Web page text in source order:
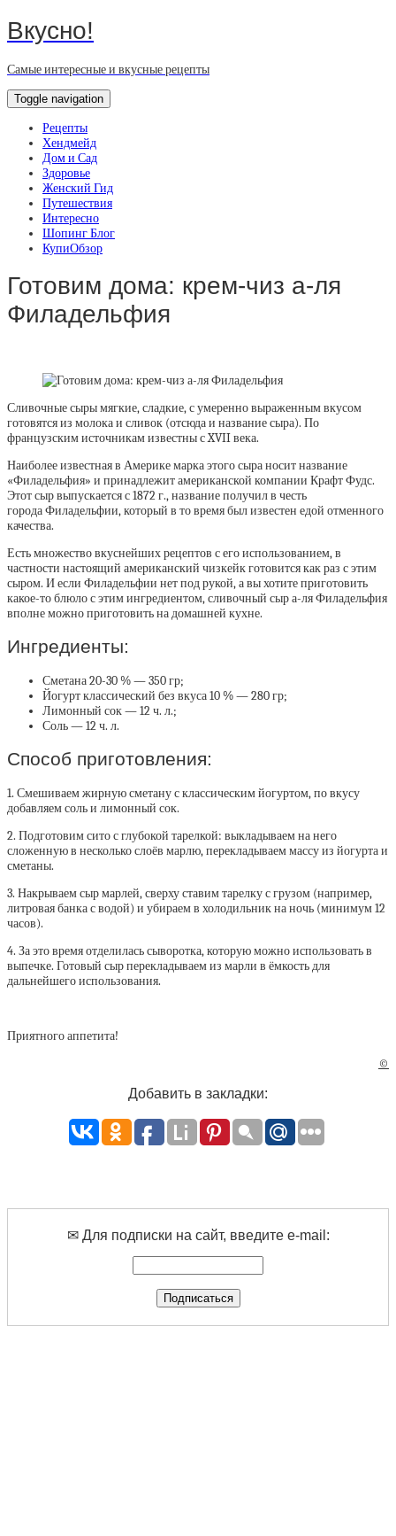
Вкусно!
Самые интересные и вкусные рецепты
Toggle navigation
Рецепты
Хендмейд
Дом и Сад
Здоровье
Женский Гид
Путешествия
Интересно
Шопинг Блог
КупиОбзор
Готовим дома: крем-чиз а-ля
Филадельфия
Сливочные сыры мягкие, сладкие, с умеренно выраженным вкусом
готовятся из молока и сливок (отсюда и название сыра). По
французским источникам известны с XVII века.
Наиболее известная в Америке марка этого сыра носит название
«Филадельфия» и принадлежит американской компании Крафт Фудс.
Этот сыр выпускается с 1872 г., название получил в честь
города Филадельфии, который в то время был известен едой отменного
качества.
Есть множество вкуснейших рецептов с его использованием, в
частности настоящий американский чизкейк готовится как раз с этим
сыром. И если Филадельфии нет под рукой, а вы хотите приготовить
какое-то блюло с этим ингредиентом, сливочный сыр а-ля Филадельфия
вполне можно приготовить на домашней кухне.
Ингредиенты:
Сметана 20-30 % — 350 гр;
Йогурт классический без вкуса 10 % — 280 гр;
Лимонный сок — 12 ч. л.;
Соль — 12 ч. л.
Способ приготовления:
1. Смешиваем жирную сметану с классическим йогуртом, по вкусу
добавляем соль и лимонный сок.
2. Подготовим сито с глубокой тарелкой: выкладываем на него
сложенную в несколько слоёв марлю, перекладываем массу из йогурта и
сметаны.
3. Накрываем сыр марлей, сверху ставим тарелку с грузом (например,
литровая банка с водой) и убираем в холодильник на ночь (минимум 12
часов).
4. За это время отделилась сыворотка, которую можно использовать в
выпечке. Готовый сыр перекладываем из марли в ёмкость для
дальнейшего использования.
Приятного аппетита!
©
Добавить в закладки:
✉ Для подписки на сайт, введите e-mail: